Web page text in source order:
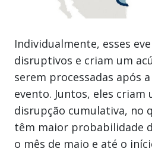
Individualmente, esses
disruptivos e criam um
serem processadas após
evento. Juntos, eles criam
disrupção cumulativa, no
têm maior probabilidade
o mês de maio e até o